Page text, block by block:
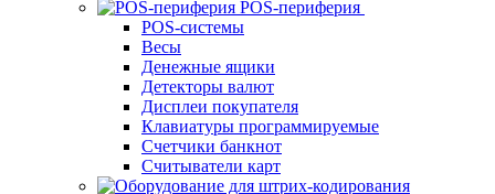
POS-периферия
POS-системы
Весы
Денежные ящики
Детекторы валют
Дисплеи покупателя
Клавиатуры программируемые
Счетчики банкнот
Считыватели карт